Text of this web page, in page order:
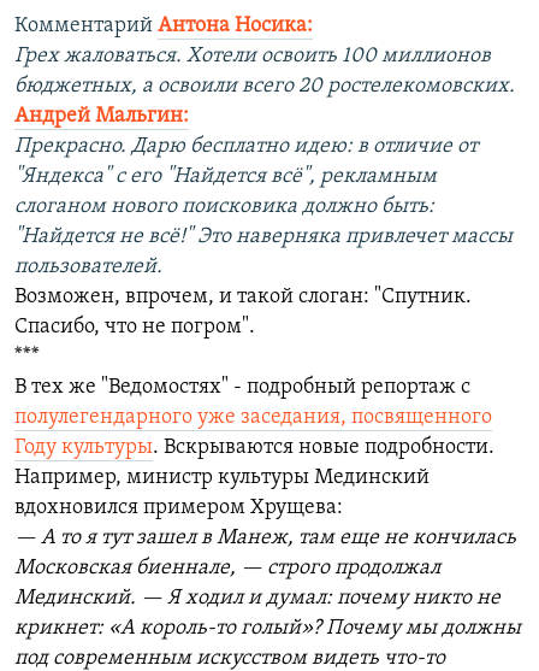
Комментарий Антона Носика:
Грех жаловаться. Хотели освоить 100 миллионов
бюджетных, а освоили всего 20 ростелекомовских.
Андрей Мальгин:
Прекрасно. Дарю бесплатно идею: в отличие от
"Яндекса" с его "Найдется всё", рекламным
слоганом нового поисковика должно быть:
"Найдется не всё!" Это наверняка привлечет массы
пользователей.
Возможен, впрочем, и такой слоган: "Спутник.
Спасибо, что не погром".
***
В тех же "Ведомостях" - подробный репортаж с
полулегендарного уже заседания, посвященного
Году культуры. Вскрываются новые подробности.
Например, министр культуры Мединский
вдохновился примером Хрущева:
— А то я тут зашел в Манеж, там еще не кончилась
Московская биеннале, — строго продолжал
Мединский. — Я ходил и думал: почему никто не
крикнет: «А король-то голый»? Почему мы должны
под современным искусством видеть что-то